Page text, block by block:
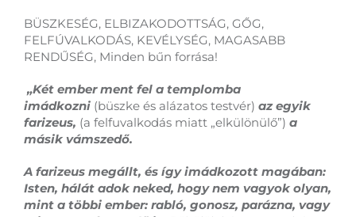
BÜSZKESÉG, ELBIZAKODOTTSÁG, GŐG,
FELFÚVALKODÁS, KEVÉLYSÉG, MAGASABB
RENDŰSÉG, Minden bűn forrása!
„Két ember ment fel a templomba
imádkozni (büszke és alázatos testvér) az egyik
farizeus, (a felfuvalkodás miatt „elkülönülő”) a
másik vámszedő.
A farizeus megállt, és így imádkozott magában:
Isten, hálát adok neked, hogy nem vagyok olyan,
mint a többi ember: rabló, gonosz, parázna, vagy